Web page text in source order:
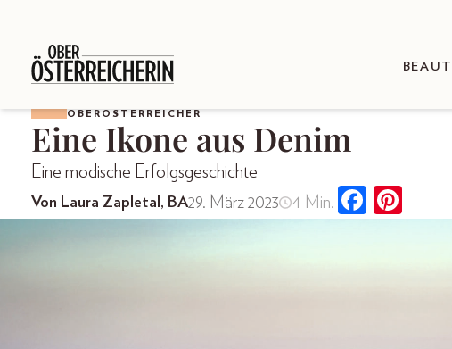
OBERÖSTERREICHER
Eine Ikone aus Denim
Eine modische Erfolgsgeschichte
Von Laura Zapletal, BA29. März 2023 4 Min.